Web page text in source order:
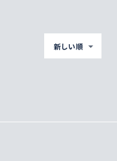
新しい順